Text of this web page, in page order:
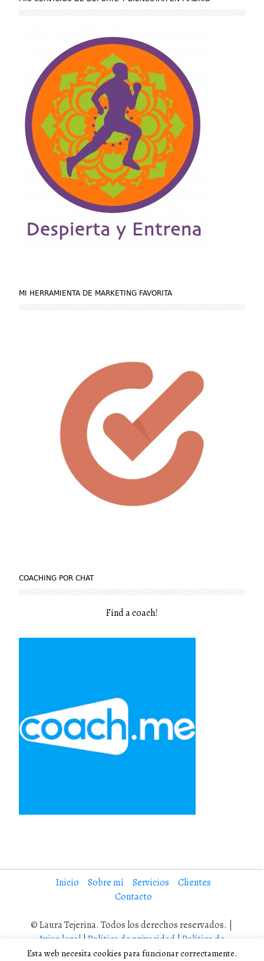
MI HERRAMIENTA DE MARKETING FAVORITA
COACHING POR CHAT
Find a coach!
Inicio Sobre mí Servicios
Clientes
Contacto
© Laura Tejerina. Todos los derechos reservados. |
Aviso legal| Política de privacidad | Política de
cookies
Esta web necesita cookies para funcionar correctamente.